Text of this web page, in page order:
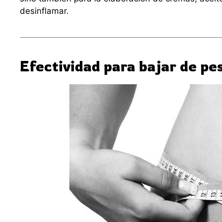
desinflamar.
Efectividad para bajar de